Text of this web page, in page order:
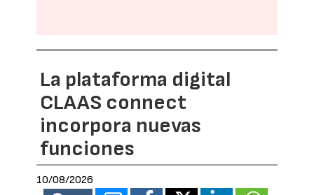
La plataforma digital
CLAAS connect
incorpora nuevas
funciones
10/08/2026